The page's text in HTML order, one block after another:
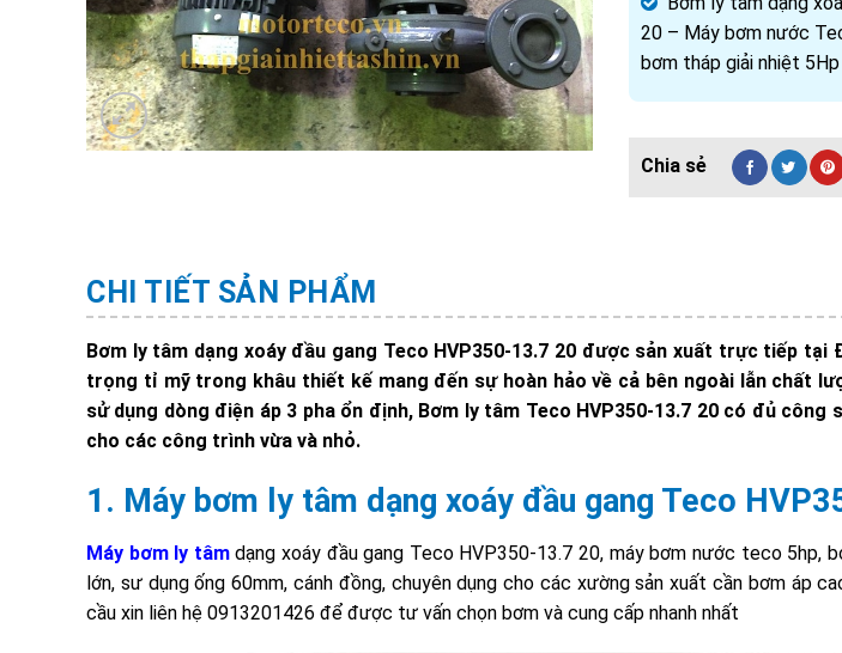
20 – Máy bơm nước
bơm tháp giải nhiệt
CHI TIẾT SẢN PHẨM
Bơm ly tâm dạng xoáy đầu gang Teco HVP350-13.7 20 được sản xuất trực tiếp tại
trọng tỉ mỹ trong khâu thiết kế mang đến sự hoàn hảo về cả bên ngoài lẫn chất
sử dụng dòng điện áp 3 pha ổn định, Bơm ly tâm Teco HVP350-13.7 20 có đủ công
cho các công trình vừa và nhỏ.
1. Máy bơm ly tâm dạng xoáy đầu gang Teco
Máy bơm ly tâmdạng xoáy đầu gang Teco HVP350-13.7 20, máy bơm nước teco 5hp,
lớn, sư dụng ống 60mm, cánh đồng, chuyên dụng cho các xường sản xuất cần bơm áp
cầu xin liên hệ 0913201426 để được tư vấn chọn bơm và cung cấp nhanh nhất